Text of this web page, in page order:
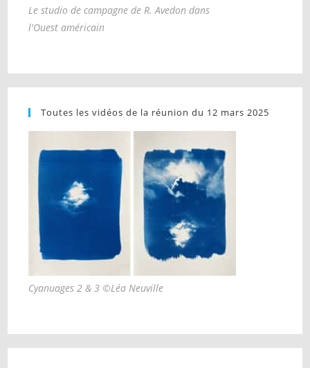
Le studio de campagne de R. Avedon dans
l'Ouest américain
Toutes les vidéos de la réunion du 12 mars 2025
Cyanuages 2 & 3 ©Léa Neuville